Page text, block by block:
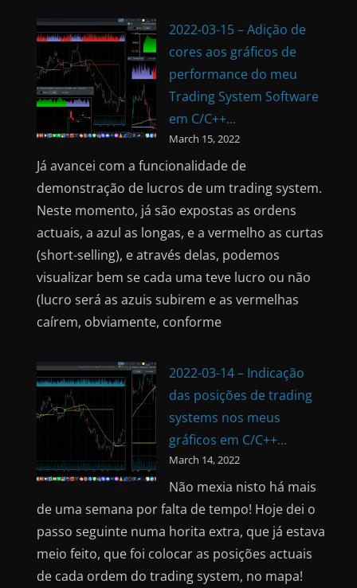
2022-03-15 – Adição de
cores aos gráficos de
performance do meu
Trading System Software
em C/C++…
March 15, 2022
Já avancei com a funcionalidade de
demonstração de lucros de um trading system.
Neste momento, já são expostas as ordens
actuais, a azul as longas, e a vermelho as curtas
(short-selling), e através delas, podemos
visualizar bem se cada uma teve lucro ou não
(lucro será as azuis subirem e as vermelhas
caírem, obviamente, conforme
2022-03-14 – Indicação
das posições de trading
systems nos meus
gráficos em C/C++…
March 14, 2022
Não mexia nisto há mais
de uma semana por falta de tempo! Hoje dei o
passo seguinte numa horita extra, que já estava
meio feito, que foi colocar as posições actuais
de cada ordem do trading system, no mapa!